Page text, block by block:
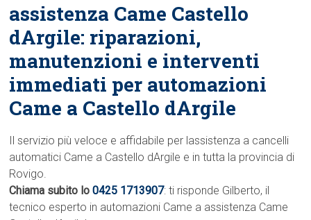
assistenza Came Castello
dArgile: riparazioni,
manutenzioni e interventi
immediati per automazioni
Came a Castello dArgile
Il servizio più veloce e affidabile per lassistenza a cancelli
automatici Came a Castello dArgile e in tutta la provincia di
Rovigo.
Chiama subito lo0425 1713907: ti risponde Gilberto, il
tecnico esperto in automazioni Came a assistenza Came